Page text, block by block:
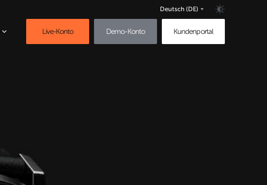
Deutsch (DE)
Live-Konto Demo-Konto Kundenportal